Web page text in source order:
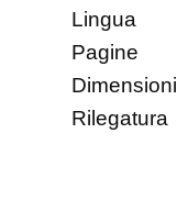
Lingua
Pagine
Dimensioni
Rilegatura